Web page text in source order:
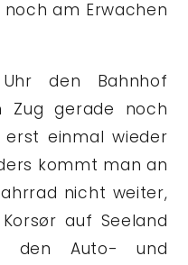
am Erwachen
den Bahnhof
Zug gerade noch
einmal wieder
kommt man an
nicht weiter,
auf Seeland
den Auto- und